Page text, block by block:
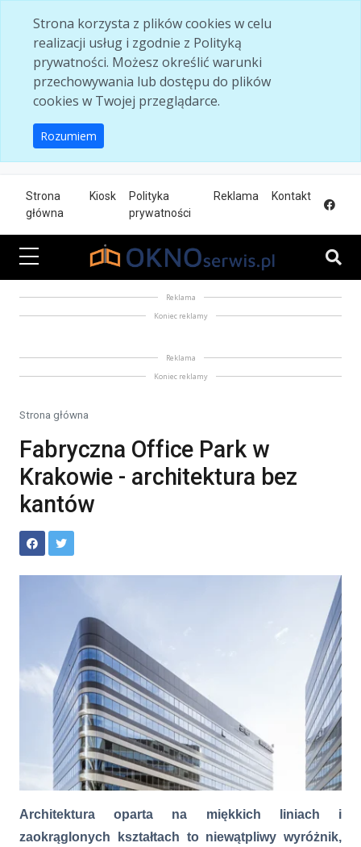
Strona korzysta z plików cookies w celu
realizacji usług i zgodnie z Polityką
prywatności. Możesz określić warunki
przechowywania lub dostępu do plików
cookies w Twojej przeglądarce.
Rozumiem
Strona
główna
Kiosk
Polityka
prywatności
Reklama Kontakt
Reklama
Koniec reklamy
Reklama
Koniec reklamy
Strona główna
Fabryczna Office Park w
Krakowie - architektura bez
kantów
Architektura oparta na miękkich liniach i
zaokrąglonych kształtach to niewątpliwy wyróżnik,